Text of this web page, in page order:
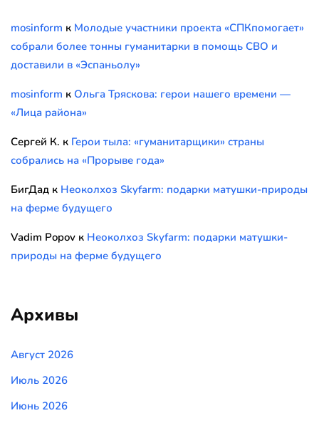
mosinform к Молодые участники проекта «СПКпомогает»
собрали более тонны гуманитарки в помощь СВО и
доставили в «Эспаньолу»
mosinform к Ольга Тряскова: герои нашего времени —
«Лица района»
Сергей К. к Герои тыла: «гуманитарщики» страны
собрались на «Прорыве года»
БигДад к Неоколхоз Skyfarm: подарки матушки-природы
на ферме будущего
Vadim Popov к Неоколхоз Skyfarm: подарки матушки-
природы на ферме будущего
Архивы
Август 2026
Июль 2026
Июнь 2026